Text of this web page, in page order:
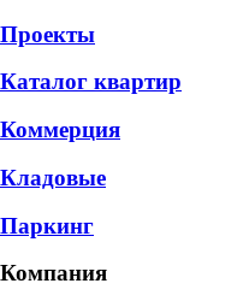
Проекты
Каталог квартир
Коммерция
Кладовые
Паркинг
Компания